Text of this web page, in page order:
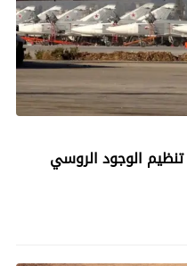
الوجود الروسي